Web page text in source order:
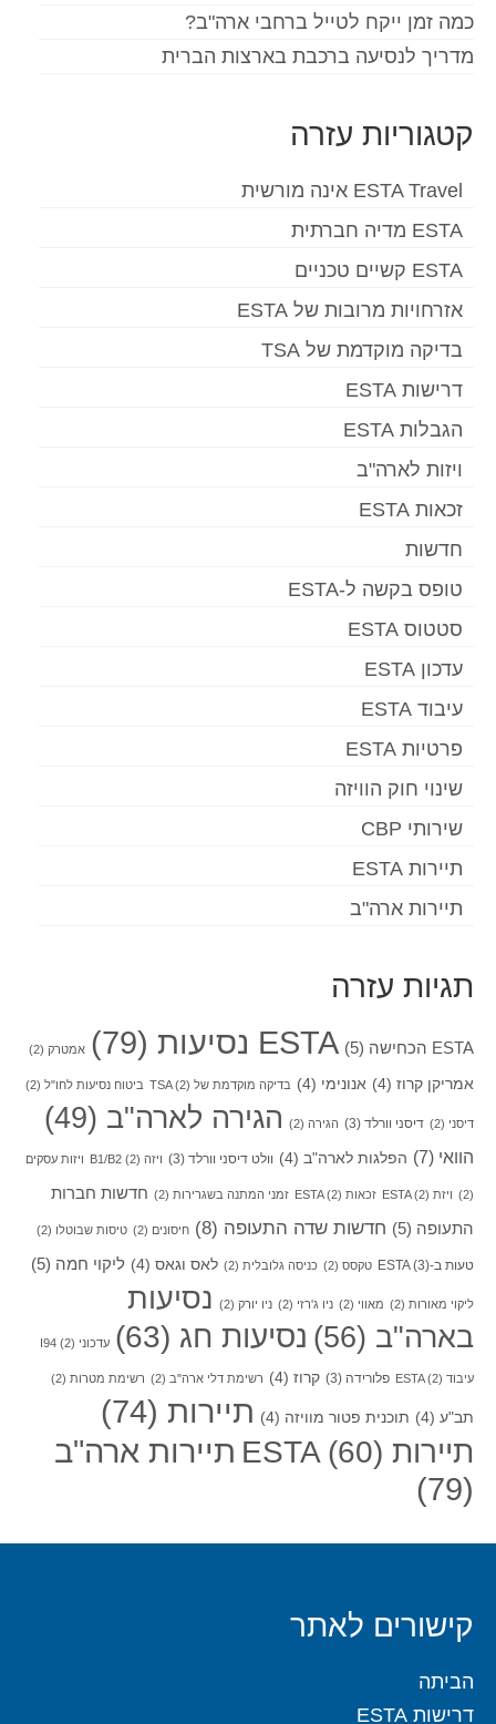
כמה זמן ייקח לטייל ברחבי ארה"ב?
מדריך לנסיעה ברכבת בארצות הברית
קטגוריות עזרה
ESTA Travel אינה מורשית
ESTA מדיה חברתית
ESTA קשיים טכניים
אזרחויות מרובות של ESTA
בדיקה מוקדמת של TSA
דרישות ESTA
הגבלות ESTA
ויזות לארה"ב
זכאות ESTA
חדשות
טופס בקשה ל-ESTA
סטטוס ESTA
עדכון ESTA
עיבוד ESTA
פרטיות ESTA
שינוי חוק הוויזה
שירותי CBP
תיירות ESTA
תיירות ארה"ב
תגיות עזרה
ESTA הכחישה (5) ESTA נסיעות (79) אמטרק (2)
אמריקן קרוז (4) אנונימי (4) בדיקה מוקדמת של TSA (2) ביטוח נסיעות לחו"ל (2)
דיסני (2) דיסני וורלד (3) הגירה (2) הגירה לארה"ב (49)
הוואי (7) הפלגות לארה"ב (4) וולט דיסני וורלד (3) ויזה B1/B2 (2) ויזות עסקים
(2) ויזת ESTA (2) זכאות ESTA (2) זמני המתנה בשגרירות (2)
חדשות חברות
התעופה (5) חדשות שדה התעופה (8) חיסונים (2) טיסות שבוטלו (2)
טעות ב-ESTA(3) טקסס (2) כניסה גלובלית (2) לאס וגאס (4) ליקוי חמה (5)
ליקוי מאורות (2) מאווי (2) ניו ג'רזי (2) ניו יורק (2)
נסיעות
בארה"ב (56) נסיעות חג (63) עדכוני I94 (2)
עיבוד ESTA (2) פלורידה (3) קרוז (4) רשימת דלי ארה"ב (2) רשימת מטרות (2)
תב"ע (4) תוכנית פטור מוויזה (4) תיירות (74)
תיירות ESTA (60)
תיירות ארה"ב
(79)
קישורים לאתר
הביתה
דרישות ESTA